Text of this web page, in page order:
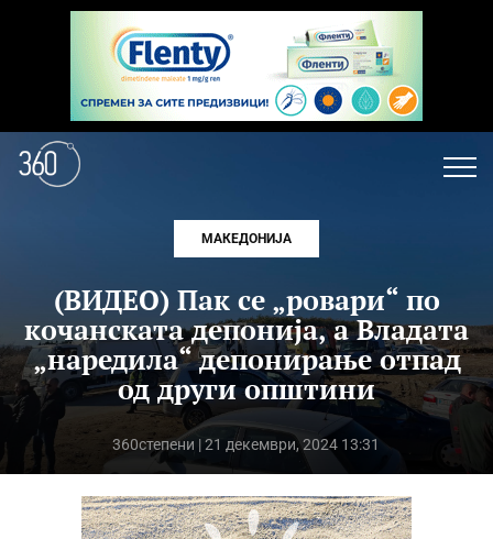
МАКЕДОНИЈА
(ВИДЕО) Пак се „ровари“ по
кочанската депонија, а Владата
„наредила“ депонирање отпад
од други општини
360степени | 21 декември, 2024 13:31